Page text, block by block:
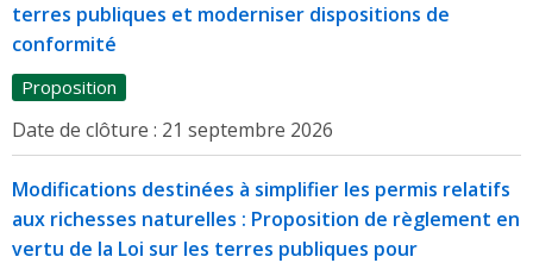
terres publiques et moderniser dispositions de
conformité
Proposition
Date de clôture : 21 septembre 2026
Modifications destinées à simplifier les permis relatifs
aux richesses naturelles : Proposition de règlement en
vertu de la Loi sur les terres publiques pour